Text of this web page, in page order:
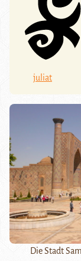
juliat
Die Stadt